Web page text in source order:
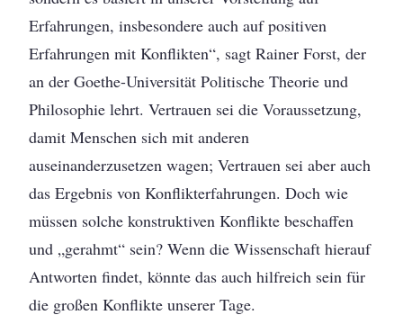
Erfahrungen, insbesondere auch auf positiven
Erfahrungen mit Konflikten“, sagt Rainer Forst, der
an der Goethe-Universität Politische Theorie und
Philosophie lehrt. Vertrauen sei die Voraussetzung,
damit Menschen sich mit anderen
auseinanderzusetzen wagen; Vertrauen sei aber auch
das Ergebnis von Konflikterfahrungen. Doch wie
müssen solche konstruktiven Konflikte beschaffen
und „gerahmt“ sein? Wenn die Wissenschaft hierauf
Antworten findet, könnte das auch hilfreich sein für
die großen Konflikte unserer Tage.